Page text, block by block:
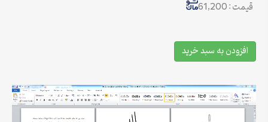
قیمت : 61,200
افزودن به سبد خرید